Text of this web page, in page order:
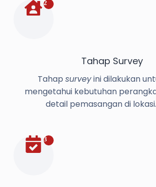
2
Tahap Survey
Tahapsurveyini dilakukan
mengetahui kebutuhan
detail pemasangan di lokasi.
3